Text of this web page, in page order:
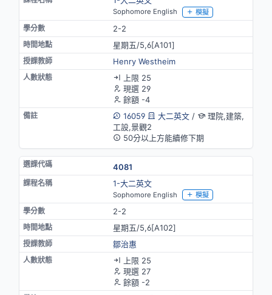
Sophomore English 模擬
2-2
星期五/5,6[A101]
Henry Westheim
上限 25
現選 29
餘額 -4
16059
大二英文/
理院,建築,
工設,景觀2
50分以上方能續修下期
4081
1-大二英文
Sophomore English 模擬
2-2
星期五/5,6[A102]
鄒治惠
上限 25
現選 27
餘額 -2